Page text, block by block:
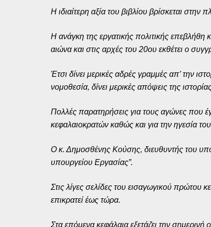
Η ιδιαίτερη αξία του βιβλίου βρίσκεται
Η ανάγκη της εργατικής πολιτικής επεβλήθη
αιώνα και στις αρχές του 20ου εκθέτει ο
Έτσι δίνει μερικές αδρές γραμμές απ’ την
νομοθεσία, δίνει μερικές απόψεις της
Πολλές παρατηρήσεις για τους αγώνες που
κεφαλαιοκρατών καθώς και για την ηγεσία
Ο κ. Δημοσθένης Κούσης, διευθυντής του
υπουργείου Εργασίας”.
Στις λίγες σελίδες του εισαγωγικού πρώτου
επικρατεί έως τώρα.
Στα επόμενα κεφάλαια εξετάζει την